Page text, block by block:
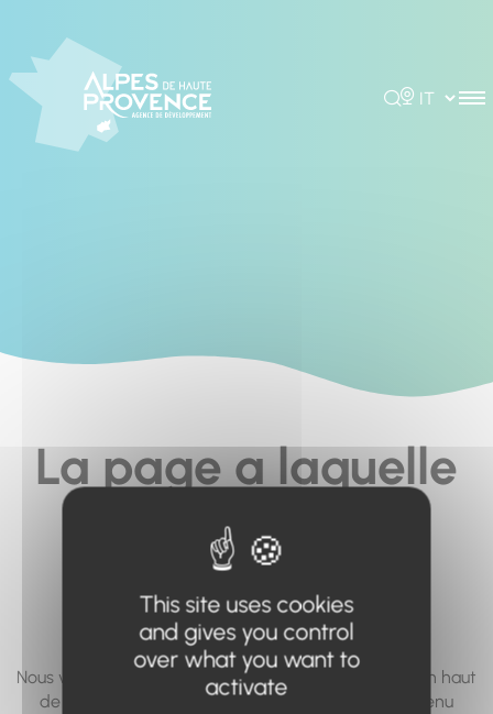
Rechercher
Choisir la
La page a laquelle
vous cherchez à
accéder n'existe
pas... ou plus.
Nous vous invitons à utiliser le moteur de recherche en haut
de page, ou à utiliser le menu pour trouver le contenu
This site uses cookies
and gives you control
over what you want to
activate